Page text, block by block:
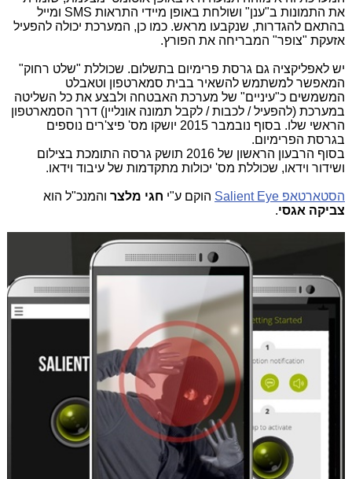
את התמונות ב"ענן" ושולחת באופן מיידי התראות SMS ומייל
בהתאם להגדרות, שנקבעו מראש. כמו כן, המערכת יכולה להפעיל
אזעקת "צופר" המבריחה את הפורץ.
יש לאפליקציה גם גרסת פרימיום בתשלום. שכוללת "שלט רחוק"
המאפשר למשתמש להשאיר בבית סמארטפון וטאבלט
המשמשים כ"עיניים" של מערכת האבטחה ולבצע את כל השליטה
במערכת (להפעיל / לכבות / לקבל תמונה אונליין) דרך הסמארטפון
הראשי שלו. בסוף נובמבר 2015 יושקו מס' פיצ'רים נוספים
בגרסת הפרימיום.
בסוף הרבעון הראשון של 2016 תושק גרסה התומכת בצילום
ושידור וידאו, שכוללת מס' יכולות מתקדמות של עיבוד וידאו.
הסטארטאפ Salient Eye הוקם ע"י חגי מלצר והמנכ"ל הוא
צביקה אגסי.